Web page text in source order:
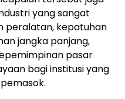
yang sangat
peralatan, kepatuhan
jangka panjang,
pasar
bagi institusi yang